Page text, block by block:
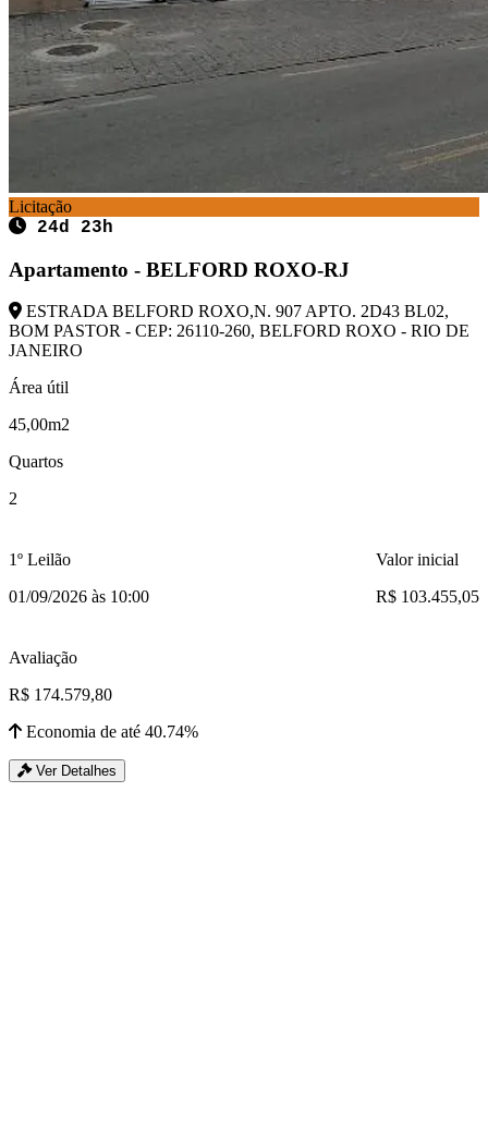
Licitação
24d 23h
Apartamento - BELFORD ROXO-RJ
ESTRADA BELFORD ROXO,N. 907 APTO. 2D43 BL02,
BOM PASTOR - CEP: 26110-260, BELFORD ROXO - RIO DE
JANEIRO
Área útil
45,00m2
Quartos
2
1º Leilão
01/09/2026 às 10:00
Valor inicial
R$ 103.455,05
Avaliação
R$ 174.579,80
Economia de até 40.74%
Ver Detalhes